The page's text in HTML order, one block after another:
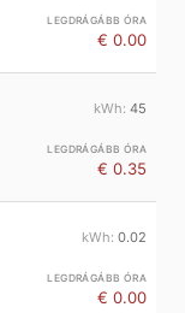
€ 0.00
45
€ 0.35
0.02
€ 0.00